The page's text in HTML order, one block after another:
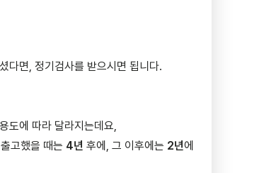
다면, 정기검사를 받으시면 됩니다.
도에 따라 달라지는데요,
고했을 때는 4년 후에, 그 이후에는 2년에